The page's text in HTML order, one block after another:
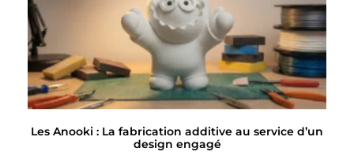
Les Anooki : La fabrication additive au service d’un
design engagé